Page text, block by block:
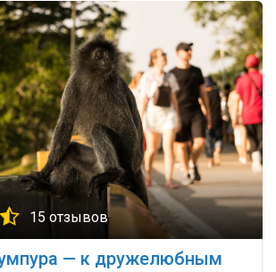
15 отзывов
— к дружелюбным